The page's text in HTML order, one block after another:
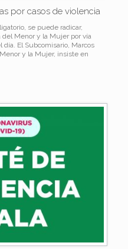
por casos de violencia
se puede radicar,
Menor y la Mujer por vía
El Subcomisario, Marcos
y la Mujer, insiste en